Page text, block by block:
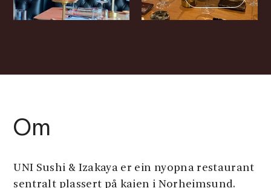
Om
UNI Sushi & Izakaya er ein nyopna restaurant
sentralt plassert på kaien i Norheimsund.